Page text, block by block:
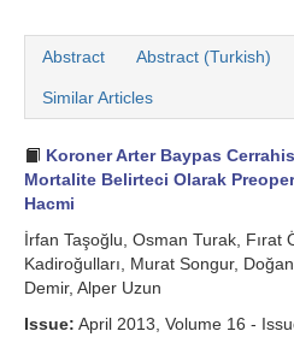
Abstract Abstract (Turkish)
Similar Articles
Koroner Arter Baypas
Mortalite Belirteci Olarak
Hacmi
İrfan Taşoğlu, Osman Turak, Fırat
Kadiroğulları, Murat Songur,
Demir, Alper Uzun
Issue: April 2013, Volume 16 -